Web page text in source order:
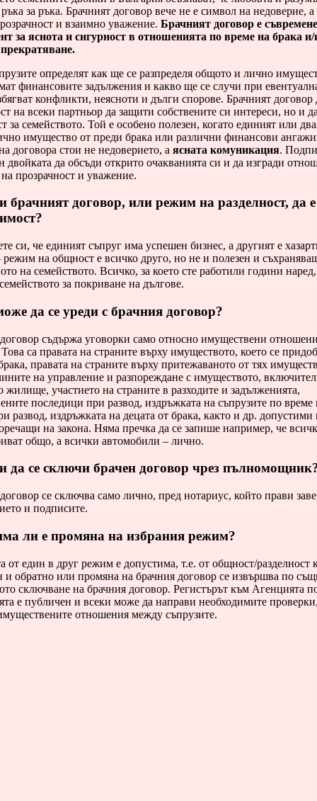
за ръка. Брачният договор вече не е символ на недоверие, а
и взаимно уважение. Брачният договор е
за яснота и сигурност в отношенията по време на брака и/
определят как ще се разпределя общото и лично
финансовите задължения и какво ще се случи при
конфликти, неясноти и дълги спорове. Брачният договор
на всеки партньор да защити собствените си интереси, но и
за семейството. Той е особено полезен, когато единият или
имущество от преди брака или различни финансови
договора стои не недоверието, а ясната комуникация.
двойката да обсъди открито очакванията си и да изгради
прозрачност и уважение.
брачният договор, или режим на разделност, да е
си, че единият съпруг има успешен бизнес, а другият е
режим на общност е всичко друго, но не и полезен и
на семейството. Всичко, за което сте работили години
за покриване на дългове.
да се уреди с брачния договор?
съдържа уговорки само относно имуществени
са правата на страните върху имуществото, което се
правата на страните върху притежаваното от тях
на управление и разпореждане с имуществото,
жилище, участието на страните в разходите и задълженията,
последици при развод, издръжката на съпрузите по време
развод, издръжката на децата от брака, както и др. допустими
на закона. Няма пречка да се запише например, че
общо, а всички автомобили – лично.
да се сключи брачен договор чрез
се сключва само лично, пред нотариус, който прави
и подписите.
ли е промяна на избрания режим?
от един в друг режим е допустима, т.е. от общност/разделност
и обратно или промяна на брачния договор се извършва по
сключване на брачния договор. Регистърът към Агенцията
е публичен и всеки може да направи необходимите
отношения между съпрузите.